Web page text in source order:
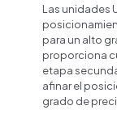
Las unidades
para un alto
proporciona
etapa
afinar el
grado de